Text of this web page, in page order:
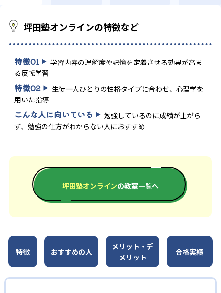
坪田塾オンラインの特徴など
特徴01
学習内容の理解度や記憶を定着させる効果が高ま
る反転学習
特徴02
生徒一人ひとりの性格タイプに合わせ、心理学を
用いた指導
こんな人に向いている
勉強しているのに成績が上がら
ず、勉強の仕方がわからない人におすすめ
坪田塾オンラインの教室一覧へ
特徴 おすすめの人
メリット・デ
メリット
合格実績